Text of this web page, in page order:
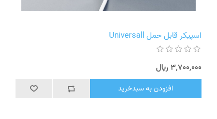
اسپیکر قابل حمل Universall
3٬700٬000 ریال
افزودن به سبدخرید